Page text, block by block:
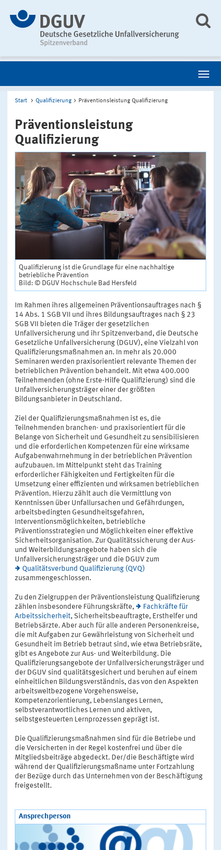
Start Qualifizierung Präventionsleistung Qualifizierung
Präventionsleistung
Qualifizierung
Qualifizierung ist die Grundlage für eine nachhaltige
betriebliche Prävention
Bild: © DGUV Hochschule Bad Hersfeld
Im Rahmen ihres allgemeinen Präventionsauftrages nach §
14 Abs. 1 SGB VII und ihres Bildungsauftrages nach § 23
SGB VII bieten die Träger der gesetzlichen
Unfallversicherung und ihr Spitzenverband, die Deutsche
Gesetzliche Unfallversicherung (DGUV), eine Vielzahl von
Qualifizierungsmaßnahmen an. In mehr als 20.000
Seminaren werden praxisorientiert relevante Themen der
betrieblichen Prävention behandelt. Mit etwa 400.000
Teilnehmenden (ohne Erste-Hilfe Qualifizierung) sind die
Unfallversicherungsträger einer der größten
Bildungsanbieter in Deutschland.
Ziel der Qualifizierungsmaßnahmen ist es, die
Teilnehmenden branchen- und praxisorientiert für die
Belange von Sicherheit und Gesundheit zu sensibilisieren
und die erforderlichen Kompetenzen für eine wirksame
Aufgabenwahrnehmung in der betrieblichen Prävention
aufzubauen. Im Mittelpunkt steht das Training
erforderlicher Fähigkeiten und Fertigkeiten für die
Umsetzung einer effizienten und wirksamen betrieblichen
Prävention. Hierzu zählt auch die Vermittlung von
Kenntnissen über Unfallursachen und Gefährdungen,
arbeitsbedingten Gesundheitsgefahren,
Interventionsmöglichkeiten, betriebliche
Präventionsstrategien und Möglichkeiten einer effektive
Sicherheitsorganisation. Zur Qualitätssicherung der Aus-
und Weiterbildungsangebote haben sich die
Unfallversicherungsträger und die DGUV zum
Qualitätsverbund Qualifizierung (QVQ)
zusammengeschlossen.
Zu den Zielgruppen der Präventionsleistung Qualifizierung
zählen insbesondere Führungskräfte,
Fachkräfte für
Arbeitssicherheit, Sicherheitsbeauftragte, Ersthelfer und
Betriebsärzte. Aber auch für alle anderen Personenkreise,
die mit Aufgaben zur Gewährleistung von Sicherheit und
Gesundheit im Betrieb betraut sind, wie etwa Betriebsräte,
gibt es Angebote zur Aus- und Weiterbildung. Die
Qualifizierungsangebote der Unfallversicherungsträger und
der DGUV sind qualitätsgesichert und beruhen auf einem
einheitlichen Bildungsverständnis, das von den Aspekten
arbeitsweltbezogene Vorgehensweise,
Kompetenzorientierung, Lebenslanges Lernen,
selbstverantwortliches Lernen und aktiven,
selbstgesteuerten Lernprozessen geprägt ist.
Die Qualifizierungsmaßnahmen sind für die Betriebe und
die Versicherten in der Regel kostenfrei und über die
Mitgliedsbeiträge abgedeckt. Der/die Beschäftigte wird
während der Qualifizierungsmaßname unter Fortzahlung
der Bezüge durch das Unternehmen von der Beschäftigung
freigestellt.
Ansprechperson